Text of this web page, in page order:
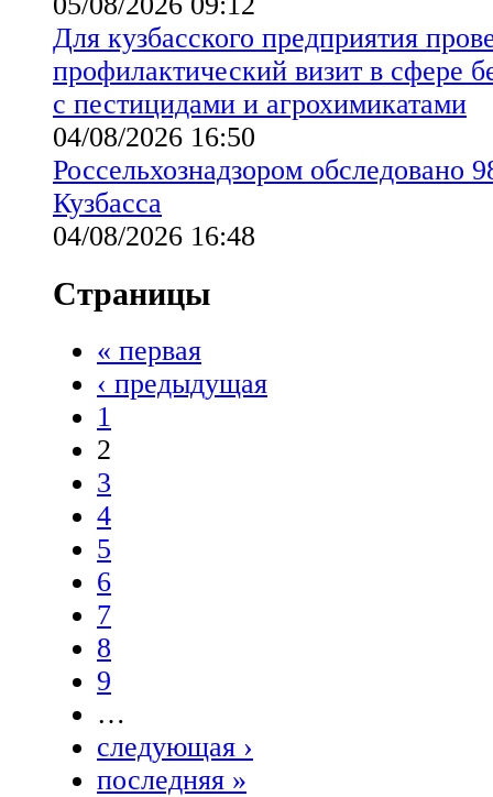
Для кузбасского предприятия
профилактический визит в сфере
с пестицидами и агрохимикатами
04/08/2026 16:50
Россельхознадзором обследовано
Кузбасса
04/08/2026 16:48
Страницы
« первая
‹ предыдущая
1
2
3
4
5
6
7
8
9
…
следующая ›
последняя »